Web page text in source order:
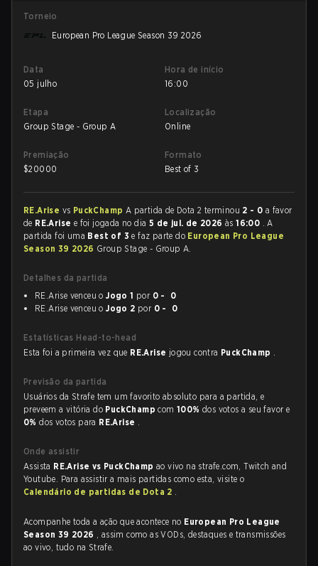
Torneio
European Pro League Season 39 2026
Data
05 julho
Hora de início
16:00
Etapa
Group Stage - Group A
Localização
Online
Premiação
$20000
Formato
Best of 3
RE.Arise vs PuckChamp A partida de Dota 2 terminou 2 - 0 a favor
de RE.Arise e foi jogada no dia 5 de jul. de 2026às16:00 . A
partida foi uma Best of 3e faz parte do European Pro League
Season 39 2026 Group Stage - Group A.
Detalhes da partida
RE.Arise venceu oJogo 1 por 0 - 0
RE.Arise venceu oJogo 2 por 0 - 0
Estatísticas Head-to-head
Esta foi a primeira vez que RE.Arise jogou contra PuckChamp .
Previsão da partida
Usuários da Strafe tem um favorito absoluto para a partida, e
preveem a vitória do PuckChampcom100%dos votos a seu favor e
0%dos votos para RE.Arise .
Onde assistir
Assista RE.Arise vs PuckChampao vivo na strafe.com, Twitch and
Youtube. Para assistir a mais partidas como esta, visite o
Calendário de partidas de Dota 2 .
Acompanhe toda a ação que acontece no European Pro League
Season 39 2026 , assim como as VODs, destaques e transmissões
ao vivo, tudo na Strafe.